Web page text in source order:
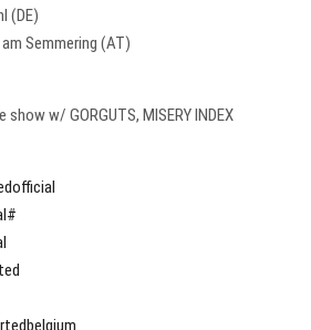
(DE)
Semmering (AT)
w/ GORGUTS, MISERY INDEX